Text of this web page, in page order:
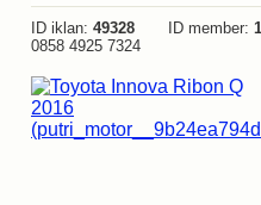
ID iklan: 49328 ID member:
0858 4925 7324